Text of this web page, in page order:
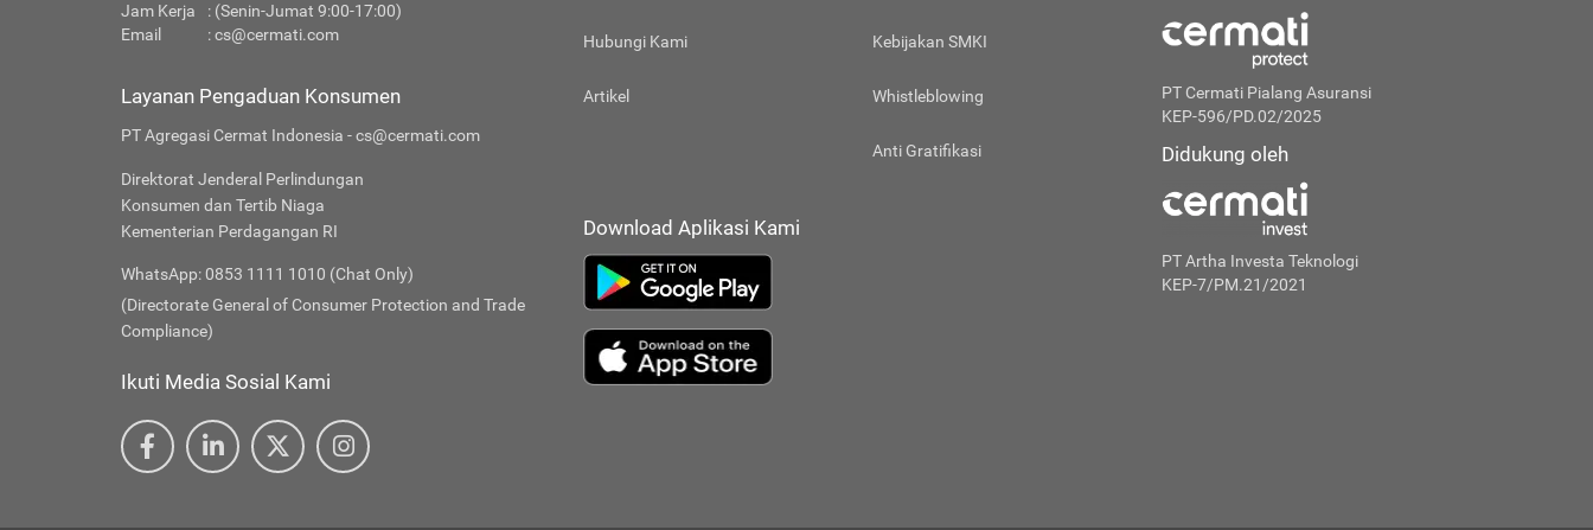
Jam Kerja
: (Senin-Jumat 9:00-17:00)
Email
:cs@cermati.com
Layanan Pengaduan Konsumen
PT Agregasi Cermat Indonesia - cs@cermati.com
Direktorat Jenderal Perlindungan
Konsumen dan Tertib Niaga
Kementerian Perdagangan RI
WhatsApp: 0853 1111 1010 (Chat Only)
(Directorate General of Consumer Protection and Trade
Compliance)
Ikuti Media Sosial Kami
Hubungi Kami
Artikel
Kebijakan SMKI
Whistleblowing
Anti Gratifikasi
Download Aplikasi Kami
PT Cermati Pialang Asuransi
KEP-596/PD.02/2025
Didukung oleh
PT Artha Investa Teknologi
KEP-7/PM.21/2021